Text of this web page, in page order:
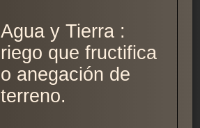
Agua y Tierra :
riego que fructifica
o anegación de
terreno.